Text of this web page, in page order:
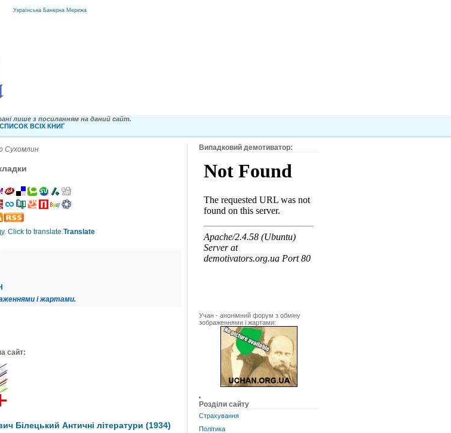
Українська Банерна Мережа
лише з посиланням на даний сайт.
СПИСОК ВСІХ КНИГ
Сухомлин
Translate
і жартами.
сайт:
Білецький Античні літератури (1934)
Випадковий демотиватор:
Учан - анонімний форум з обміну
зображеннями і жартами:
Розділи сайту
Страхування
Політика